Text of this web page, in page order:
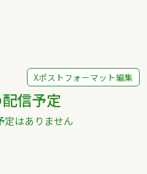
Xポストフォーマット編集
信予定
定はありません